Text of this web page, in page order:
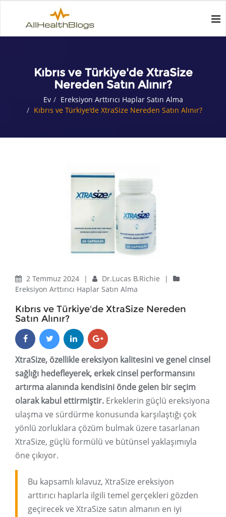
Kıbrıs ve Türkiye'de XtraSize
Nereden Satın Alınır?
Ev
Ereksiyon Arttırıcı Haplar Satın Alma
Kıbrıs ve Türkiye'de XtraSize Nereden Satın Alınır?
2 Temmuz 2024 | Dr.Lucas B.Richie
|
Ereksiyon Arttırıcı Haplar Satın Alma
Kıbrıs ve Türkiye'de XtraSize Nereden
Satın Alınır?
XtraSize, özellikle ereksiyon kalitesini ve genel cinsel
sağlığı hedefleyerek, erkek cinsel performansını
artırma alanında kendisini önde gelen bir seçim
olarak kabul ettirmiştir. Erkeklerin güçlü ereksiyona
ulaşma ve sürdürme konusunda karşılaştığı çok
yönlü zorluklara çözüm bulmak üzere tasarlanan
XtraSize, güçlü formülü ve bütünsel yaklaşımıyla
öne çıkıyor.
Bu kapsamlı kılavuz, XtraSize ereksiyon
arttırıcı haplarla ilgili temel gerçekleri gözden
geçirecek ve XtraSize satın almanın en iyi